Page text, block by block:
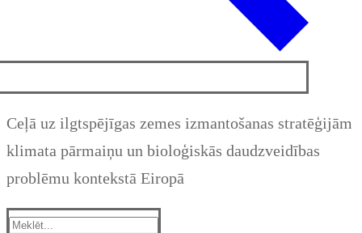
Ceļā uz ilgtspējīgas zemes izmantošanas stratēģijām
klimata pārmaiņu un bioloģiskās daudzveidības
problēmu kontekstā Eiropā
Suche